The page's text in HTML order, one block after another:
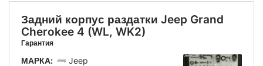
Задний корпус раздатки Jeep Grand
Cherokee 4 (WL, WK2)
Гарантия
МАРКА:
Jeep